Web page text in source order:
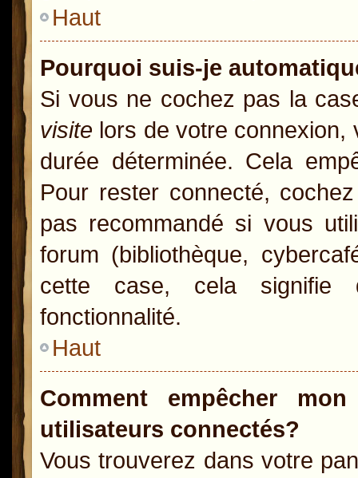
Haut
Pourquoi suis-je
Si vous ne cochez pas la
visite lors de votre connexion,
durée déterminée. Cela
Pour rester connecté,
pas recommandé si vous
forum (bibliothèque,
cette case, cela signifie
fonctionnalité.
Haut
Comment empêcher
utilisateurs connectés?
Vous trouverez dans votre